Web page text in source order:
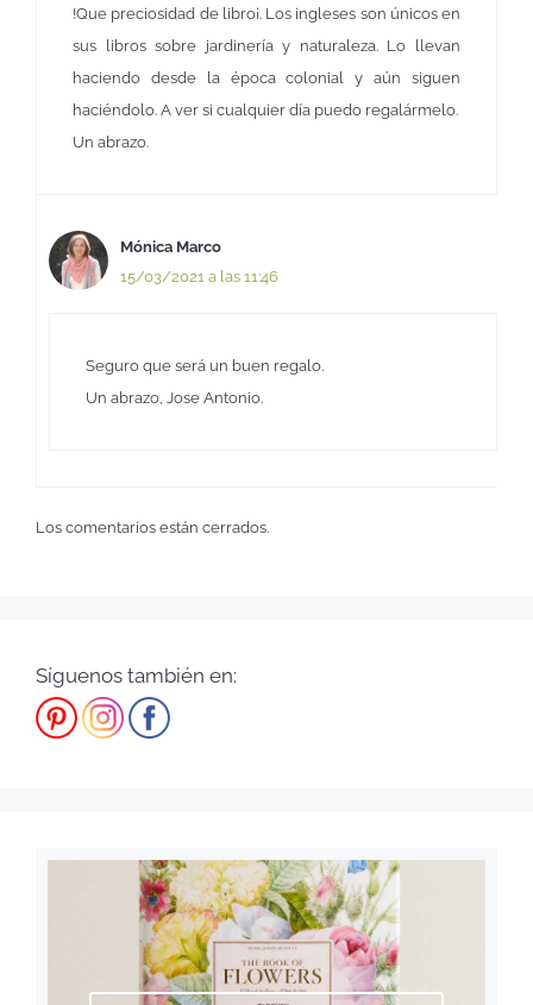
!Que preciosidad de libro¡. Los ingleses son únicos en
sus libros sobre jardinería y naturaleza. Lo llevan
haciendo desde la época colonial y aún siguen
haciéndolo. A ver si cualquier día puedo regalármelo.
Un abrazo.
Mónica Marco
15/03/2021 a las 11:46
Seguro que será un buen regalo.
Un abrazo, Jose Antonio.
Los comentarios están cerrados.
Síguenos también en: